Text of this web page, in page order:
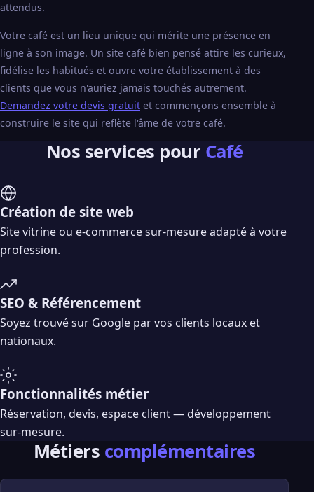
attendus.
Votre café est un lieu unique qui mérite une présence en
ligne à son image. Un site café bien pensé attire les curieux,
fidélise les habitués et ouvre votre établissement à des
clients que vous n'auriez jamais touchés autrement.
Demandez votre devis gratuit et commençons ensemble à
construire le site qui reflète l'âme de votre café.
Nos services pour Café
Création de site web
Site vitrine ou e-commerce sur-mesure adapté à votre
profession.
SEO & Référencement
Soyez trouvé sur Google par vos clients locaux et
nationaux.
Fonctionnalités métier
Réservation, devis, espace client — développement
sur-mesure.
Métiers complémentaires